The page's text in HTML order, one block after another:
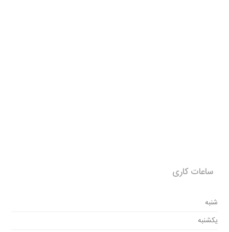
ساعات کاری
شنبه
یکشنبه